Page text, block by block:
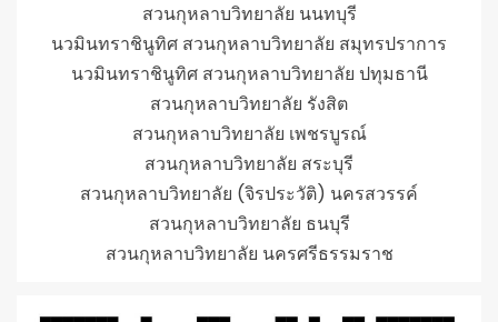
สวนกุหลาบวิทยาลัย นนทบุรี
นวมินทราชินูทิศ สวนกุหลาบวิทยาลัย สมุทรปราการ
นวมินทราชินูทิศ สวนกุหลาบวิทยาลัย ปทุมธานี
สวนกุหลาบวิทยาลัย รังสิต
สวนกุหลาบวิทยาลัย เพชรบูรณ์
สวนกุหลาบวิทยาลัย สระบุรี
สวนกุหลาบวิทยาลัย (จิรประวัติ) นครสวรรค์
สวนกุหลาบวิทยาลัย ธนบุรี
สวนกุหลาบวิทยาลัย นครศรีธรรมราช